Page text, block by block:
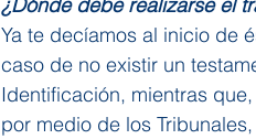
¿Dónde debe realizarse el
Ya te decíamos al inicio de
caso de no existir un
Identificación, mientras
por medio de los